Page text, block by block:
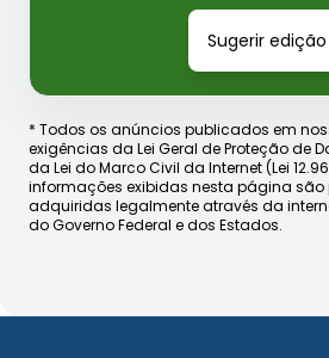
Sugerir edição
* Todos os anúncios publicados em
exigências da Lei Geral de Proteção de
da Lei do Marco Civil da Internet (Lei
informações exibidas nesta página são
adquiridas legalmente através da
do Governo Federal e dos Estados.